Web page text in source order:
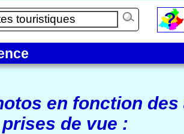
en fonction des
de vue :